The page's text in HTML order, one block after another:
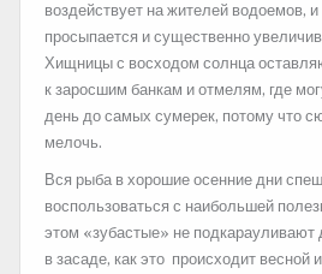
воздействует на жителей водоемов, и
просыпается и существенно
Хищницы с восходом солнца
к заросшим банкам и отмелям, где
день до самых сумерек, потому что
мелочь.
Вся рыба в хорошие осенние дни
воспользоваться с наибольшей
этом «зубастые» не
в засаде, как это происходит весной